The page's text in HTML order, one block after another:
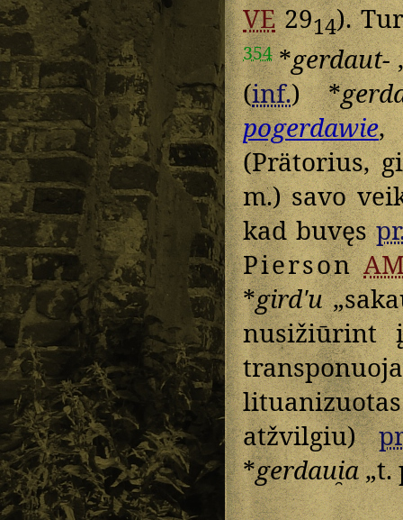
VE2914).
354*gerdaut-
(inf.) *
pogerdawie
(Prätorius,
m.) savo
kad buvęs
Pierson
*girdʹu
atžvilgiu)
*gerdaui̯a„t.